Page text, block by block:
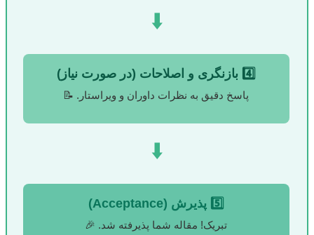
⬇️
4️⃣ بازنگری و اصلاحات (در صورت نیاز)
پاسخ دقیق به نظرات داوران و ویراستار. 📝
⬇️
5️⃣ پذیرش (Acceptance)
تبریک! مقاله شما پذیرفته شد. 🎉